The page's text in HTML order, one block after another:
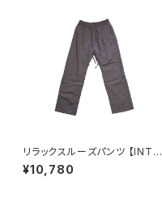
リラックスルーズパンツ 【INTER
PLAY】ORANGE CHECK(67)
¥10,780